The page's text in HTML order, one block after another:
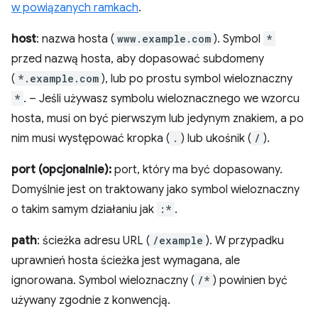
w powiązanych ramkach.
host: nazwa hosta ( www.example.com ). Symbol *
przed nazwą hosta, aby dopasować subdomeny
( *.example.com ), lub po prostu symbol wieloznaczny
* . – Jeśli używasz symbolu wieloznacznego we wzorcu
hosta, musi on być pierwszym lub jedynym znakiem, a po
nim musi występować kropka ( . ) lub ukośnik ( / ).
port (opcjonalnie): port, który ma być dopasowany.
Domyślnie jest on traktowany jako symbol wieloznaczny
o takim samym działaniu jak :* .
path: ścieżka adresu URL ( /example ). W przypadku
uprawnień hosta ścieżka jest wymagana, ale
ignorowana. Symbol wieloznaczny ( /* ) powinien być
używany zgodnie z konwencją.